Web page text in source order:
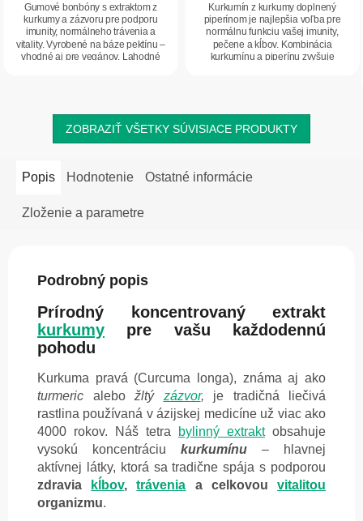
Gumové bonbóny s extraktom z
kurkumy a zázvoru pre podporu
imunity, normálneho trávenia a
vitality. Vyrobené na báze pektínu –
vhodné aj pre vegánov. Lahodné
Kurkumín z kurkumy doplnený
piperínom je najlepšia voľba pre
normálnu funkciu vašej imunity,
pečene a kĺbov. Kombinácia
kurkumínu a piperínu zvyšuje
ZOBRAZIŤ VŠETKY SÚVISIACE PRODUKTY
Popis Hodnotenie Ostatné informácie
Zloženie a parametre
Podrobný popis
Prírodný koncentrovaný extrakt
kurkumy pre vašu každodennú
pohodu
Kurkuma pravá (Curcuma longa), známa aj ako
turmeric alebožltý zázvor, je tradičná liečivá
rastlina používaná v ázijskej medicíne už viac ako
4000 rokov. Náš tetra
bylinný extraktobsahuje
vysokú koncentráciu kurkumínu – hlavnej
aktívnej látky, ktorá sa tradične spája s podporou
zdravia
kĺbov,trávenia a celkovouvitalitou
organizmu.